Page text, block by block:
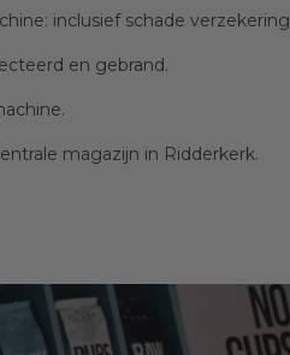
inclusief schade verzekering
en gebrand.
magazijn in Ridderkerk.